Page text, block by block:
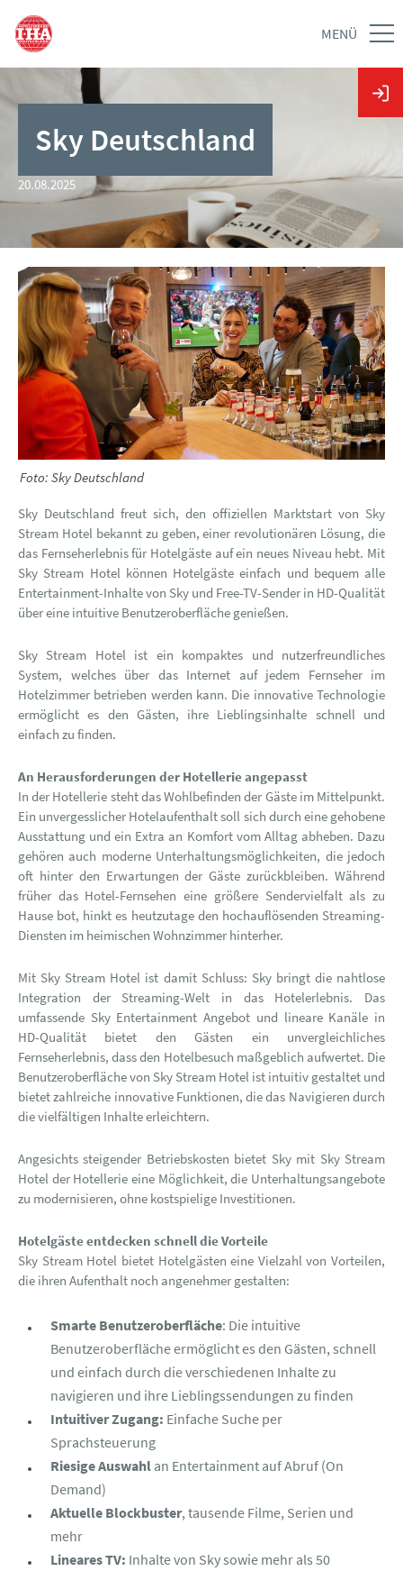
MENÜ
Sky Deutschland
20.08.2025
Foto: Sky Deutschland
Sky Deutschland freut sich, den offiziellen Marktstart von Sky
Stream Hotel bekannt zu geben, einer revolutionären Lösung, die
das Fernseherlebnis für Hotelgäste auf ein neues Niveau hebt. Mit
Sky Stream Hotel können Hotelgäste einfach und bequem alle
Entertainment-Inhalte von Sky und Free-TV-Sender in HD-Qualität
über eine intuitive Benutzeroberfläche genießen.
Sky Stream Hotel ist ein kompaktes und nutzerfreundliches
System, welches über das Internet auf jedem Fernseher im
Hotelzimmer betrieben werden kann. Die innovative Technologie
ermöglicht es den Gästen, ihre Lieblingsinhalte schnell und
einfach zu finden.
An Herausforderungen der Hotellerie angepasst
In der Hotellerie steht das Wohlbefinden der Gäste im Mittelpunkt.
Ein unvergesslicher Hotelaufenthalt soll sich durch eine gehobene
Ausstattung und ein Extra an Komfort vom Alltag abheben. Dazu
gehören auch moderne Unterhaltungsmöglichkeiten, die jedoch
oft hinter den Erwartungen der Gäste zurückbleiben. Während
früher das Hotel-Fernsehen eine größere Sendervielfalt als zu
Hause bot, hinkt es heutzutage den hochauflösenden Streaming-
Diensten im heimischen Wohnzimmer hinterher.
Mit Sky Stream Hotel ist damit Schluss: Sky bringt die nahtlose
Integration der Streaming-Welt in das Hotelerlebnis. Das
umfassende Sky Entertainment Angebot und lineare Kanäle in
HD-Qualität bietet den Gästen ein unvergleichliches
Fernseherlebnis, dass den Hotelbesuch maßgeblich aufwertet. Die
Benutzeroberfläche von Sky Stream Hotel ist intuitiv gestaltet und
bietet zahlreiche innovative Funktionen, die das Navigieren durch
die vielfältigen Inhalte erleichtern.
Angesichts steigender Betriebskosten bietet Sky mit Sky Stream
Hotel der Hotellerie eine Möglichkeit, die Unterhaltungsangebote
zu modernisieren, ohne kostspielige Investitionen.
Hotelgäste entdecken schnell die Vorteile
Sky Stream Hotel bietet Hotelgästen eine Vielzahl von Vorteilen,
die ihren Aufenthalt noch angenehmer gestalten:
Smarte Benutzeroberfläche: Die intuitive
Benutzeroberfläche ermöglicht es den Gästen, schnell
und einfach durch die verschiedenen Inhalte zu
navigieren und ihre Lieblingssendungen zu finden
Intuitiver Zugang: Einfache Suche per
Sprachsteuerung
Riesige Auswahl an Entertainment auf Abruf (On
Demand)
Aktuelle Blockbuster, tausende Filme, Serien und
mehr
Lineares TV: Inhalte von Sky sowie mehr als 50